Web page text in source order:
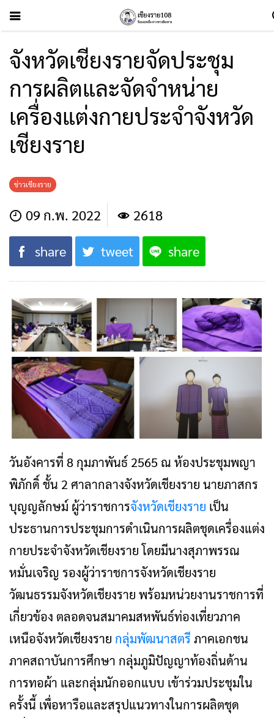
จังหวัดเชียงรายจัดประชุม
การผลิตและจัดจำหน่าย
เครื่องแต่งกายประจำจังหวัด
เชียงราย
ข่าวเชียงราย
09 ก.พ. 2022 2618
share tweet share
วันอังคารที่ 8 กุมภาพันธ์ 2565 ณ ห้องประชุมพญา
พิภักดิ์ ชั้น 2 ศาลากลางจังหวัดเชียงราย นายภาสกร
บุญญลักษม์ ผู้ว่าราชการจังหวัดเชียงราย เป็น
ประธานการประชุมการดำเนินการผลิตชุดเครื่องแต่ง
กายประจำจังหวัดเชียงราย โดยมีนางสุภาพรรณ
หมั่นเจริญ รองผู้ว่าราชการจังหวัดเชียงราย
วัฒนธรรมจังหวัดเชียงราย พร้อมหน่วยงานราชการที่
เกี่ยวข้อง ตลอดจนสมาคมสหพันธ์ท่องเที่ยวภาค
เหนือจังหวัดเชียงราย กลุ่มพัฒนาสตรี ภาคเอกชน
ภาคสถาบันการศึกษา กลุ่มภูมิปัญญาท้องถิ่นด้าน
การทอผ้า และกลุ่มนักออกแบบ เข้าร่วมประชุมใน
ครั้งนี้ เพื่อหารือและสรุปแนวทางในการผลิตชุด